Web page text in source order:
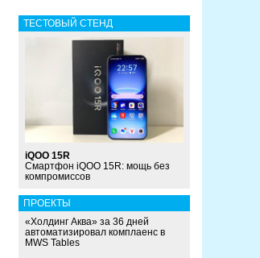
ТЕСТОВЫЙ СТЕНД
iQOO 15R
Смартфон iQOO 15R: мощь без
компромиссов
ПРОЕКТЫ
«Холдинг Аква» за 36 дней
автоматизировал комплаенс в
MWS Tables